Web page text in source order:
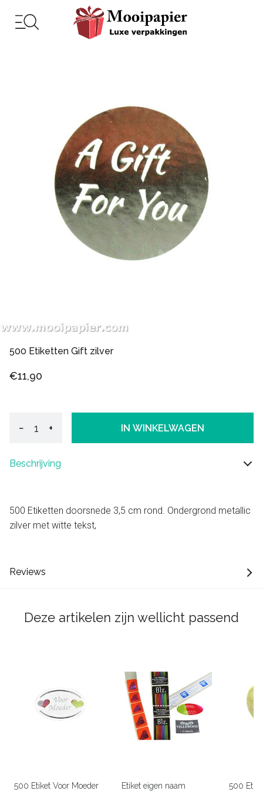
500 Etiketten Gift zilver
€11,90
− + IN WINKELWAGEN
Beschrijving
500 Etiketten doorsnede 3,5 cm rond. Ondergrond metallic
zilver met witte tekst,
Reviews
Deze artikelen zijn wellicht passend
500 Etiket Voor Moeder Etiket eigen naam 500